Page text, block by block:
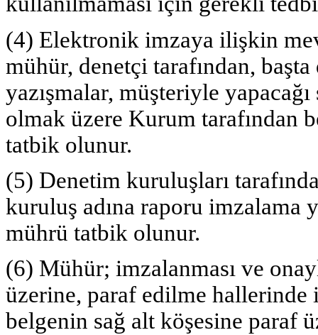
(4) Elektronik imzaya ilişkin
mühür, denetçi tarafından,
yazışmalar, müşteriyle
olmak üzere Kurum tarafından
tatbik olunur.
(5) Denetim kuruluşları
kuruluş adına raporu
mührü tatbik olunur.
(6) Mühür; imzalanması ve
üzerine, paraf edilme
belgenin sağ alt köşesine paraf